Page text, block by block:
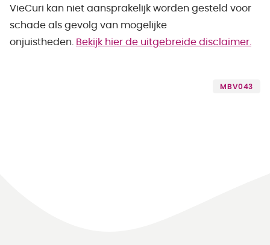
VieCuri kan niet aansprakelijk worden gesteld voor
schade als gevolg van mogelijke
onjuistheden.
Bekijk hier de uitgebreide disclaimer.
MBV043